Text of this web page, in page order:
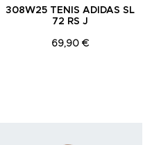
308W25 TENIS ADIDAS SL
72 RS J
69,90 €